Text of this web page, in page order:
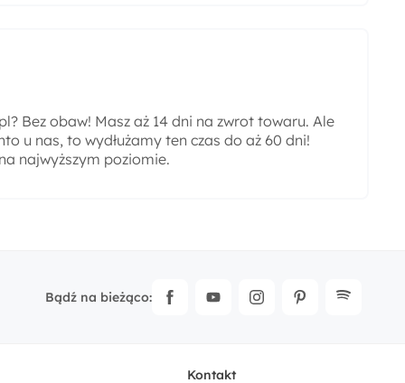
Bez obaw! Masz aż 14 dni na zwrot towaru. Ale
u nas, to wydłużamy ten czas do aż 60 dni!
najwyższym poziomie.
Bądź na bieżąco:
Kontakt